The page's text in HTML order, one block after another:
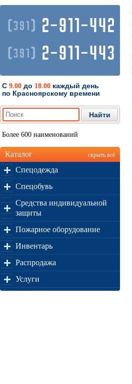
(391) 2-911-442
(391) 2-911-443
С 9.00 до 18.00 каждый день
по Красноярскому времени
Более 600 наименований
Каталог скрыть всё
Спецодежда
Спецобувь
Средства индивидуальной
защиты
Пожарное оборудование
Инвентарь
Распродажа
Услуги